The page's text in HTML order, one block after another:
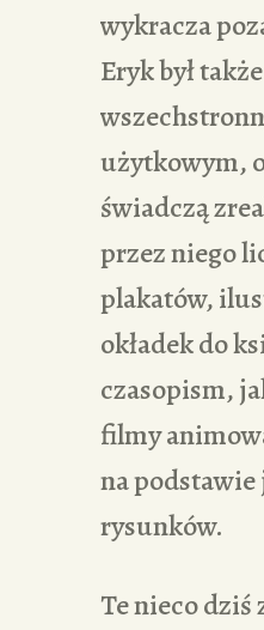
wykracza
Eryk był także
użytkowym,
świadczą
przez niego
plakatów,
okładek do
czasopism,
filmy
na podstawie
rysunków.
Te nieco